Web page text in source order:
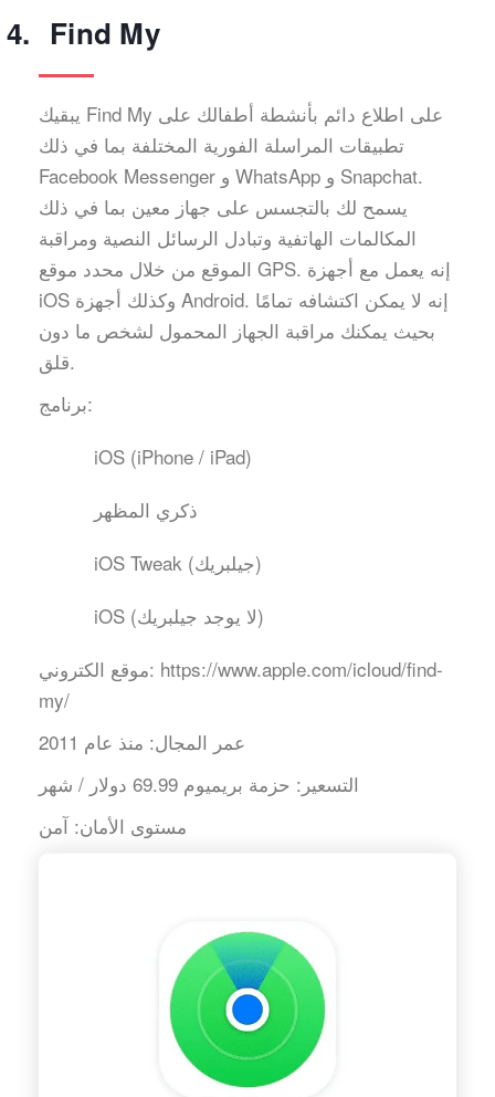
Find My
يبقيك Find My على اطلاع دائم بأنشطة أطفالك على
تطبيقات المراسلة الفورية المختلفة بما في ذلك
Facebook Messenger و WhatsApp و Snapchat.
يسمح لك بالتجسس على جهاز معين بما في ذلك
المكالمات الهاتفية وتبادل الرسائل النصية ومراقبة
الموقع من خلال محدد موقع GPS. إنه يعمل مع أجهزة
iOS وكذلك أجهزة Android. إنه لا يمكن اكتشافه تمامًا
بحيث يمكنك مراقبة الجهاز المحمول لشخص ما دون
قلق.
برنامج:
iOS (iPhone / iPad)
ذكري المظهر
iOS Tweak (جيلبريك)
iOS (لا يوجد جيلبريك)
موقع الكتروني: https://www.apple.com/icloud/find-
my/
عمر المجال: منذ عام 2011
التسعير: حزمة بريميوم 69.99 دولار / شهر
مستوى الأمان: آمن